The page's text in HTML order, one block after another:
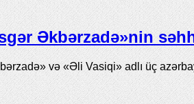
Əkbərzadə»nin
və «Əli Vasiqi» adlı üç